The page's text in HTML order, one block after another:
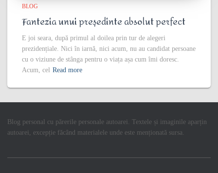
BLOG
Fantezia unui președinte absolut perfect
E joi seara, după primul al doilea prin tur de alegeri
prezidențiale. Nici în iarnă, nici acum, nu au candidat persoane
cu o viziune de stânga pentru o viața așa cum îmi doresc.
Acum, cel Read more
Blog personal cu părerile personale autoarei. Textele și imaginile aparțin
autoarei, excepție făcând materialele unde este menționată sursa.